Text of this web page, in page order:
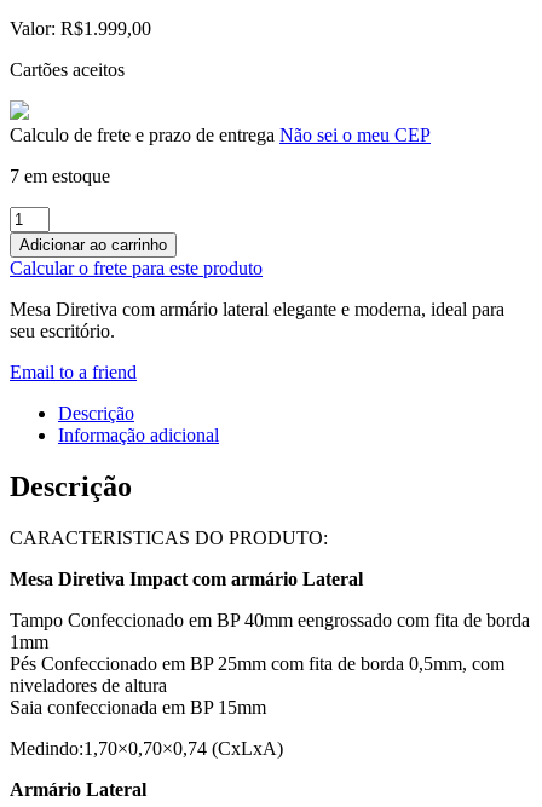
Valor: R$1.999,00
Cartões aceitos
Calculo de frete e prazo de entrega Não sei o meu CEP
7 em estoque
Mesa
Diretorzinha
c/
Aparador
–
1,70×1,60
Cor
Sbiancatto
Vitorino
-
quantidade
Adicionar ao carrinho
Calcular o frete para este produto
Mesa Diretiva com armário lateral elegante e moderna, ideal para
seu escritório.
Email to a friend
Descrição
Informação adicional
Descrição
CARACTERISTICAS DO PRODUTO:
Mesa Diretiva Impact com armário Lateral
Tampo Confeccionado em BP 40mm eengrossado com fita de borda
1mm
Pés Confeccionado em BP 25mm com fita de borda 0,5mm, com
niveladores de altura
Saia confeccionada em BP 15mm
Medindo:1,70×0,70×0,74 (CxLxA)
Armário Lateral